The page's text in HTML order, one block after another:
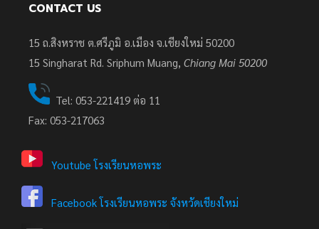
CONTACT US
15 ถ.สิงหราช ต.ศรีภูมิ อ.เมือง จ.เชียงใหม่ 50200
15 Singharat Rd. Sriphum Muang, Chiang Mai 50200
Tel: 053-221419 ต่อ 11
Fax: 053-217063
Youtube โรงเรียนหอพระ
Facebook โรงเรียนหอพระ จังหวัดเชียงใหม่